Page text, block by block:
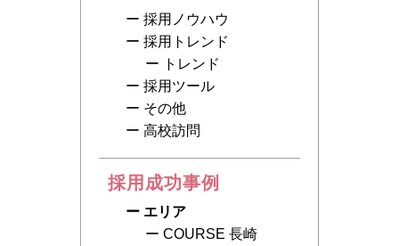
採用ノウハウ
採用トレンド
トレンド
採用ツール
その他
高校訪問
採用成功事例
エリア
COURSE 長崎